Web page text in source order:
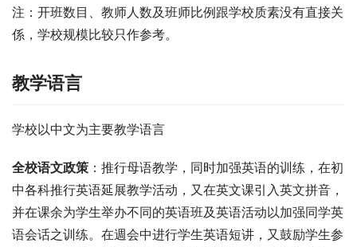
注：开班数目、教师人数及班师比例跟学校质素没有直接关
係，学校规模比较只作参考。
教学语言
学校以中文为主要教学语言
全校语文政策 ：推行母语教学，同时加强英语的训练，在初
中各科推行英语延展教学活动，又在英文课引入英文拼音，
并在课余为学生举办不同的英语班及英语活动以加强同学英
语会话之训练。在週会中进行学生英语短讲，又鼓励学生参